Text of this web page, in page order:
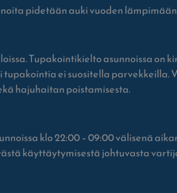
pidetään auki vuoden
Tupakointikielto asunnoissa on
ei suositella parvekkeilla.
hajuhaitan poistamisesta.
klo 22:00 – 09:00 välisenä
käyttäytymisestä johtuvasta